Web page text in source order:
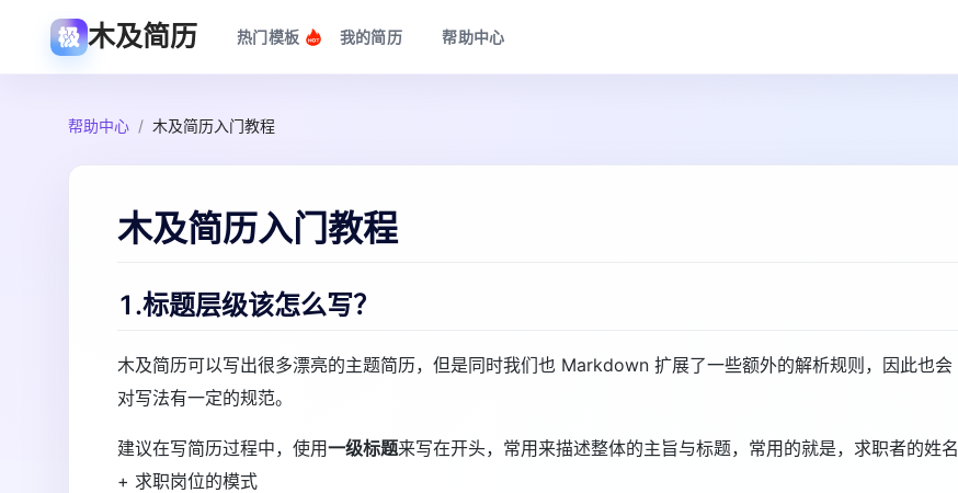
木及简历 热门模板 我的简历 帮助中心
帮助中心 / 木及简历入门教程
木及简历入门教程
1.标题层级该怎么写？
木及简历可以写出很多漂亮的主题简历，但是同时我们也 Markdown 扩展了一些额外的解析规则，因此也会
对写法有一定的规范。
建议在写简历过程中，使用一级标题来写在开头，常用来描述整体的主旨与标题，常用的就是，求职者的姓名
+ 求职岗位的模式